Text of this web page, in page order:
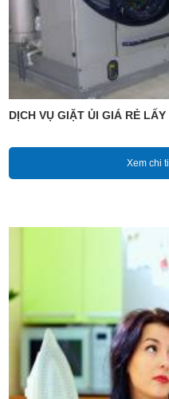
DỊCH VỤ GIẶT ỦI GIÁ RẺ
Xem chi